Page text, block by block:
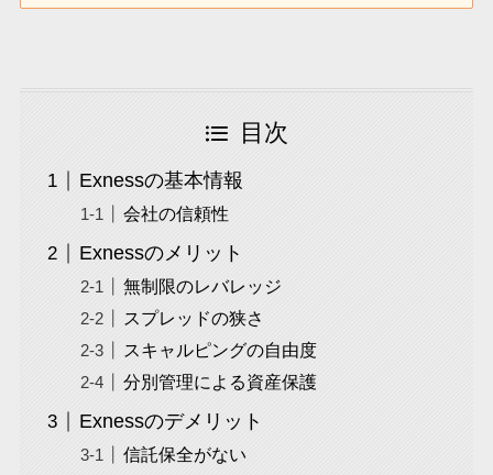
目次
Exnessの基本情報
会社の信頼性
Exnessのメリット
無制限のレバレッジ
スプレッドの狭さ
スキャルピングの自由度
分別管理による資産保護
Exnessのデメリット
信託保全がない